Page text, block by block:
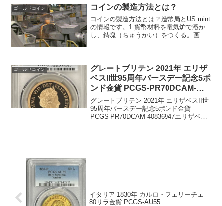
グレードです。統...
ゴールドコイン コインの製造方法とは？
コインの製造方法とは？造幣局とUS mint
の情報です。1.貨幣材料を電気炉で溶か
し、鋳塊（ちゅうかい）をつくる。画像
す。画像は造...
ゴールドコイン
グレートブリテン 2021年 エリザ
ベスII世95周年バースデー記念5ポ
ンド金貨 PCGS-PR70DCAM-
40836947
グレートブリテン 2021年 エリザベスII世
95周年バースデー記念5ポンド金貨
PCGS-PR70DCAM-40836947エリザベス
イタリア 1830年 カルロ・フェリーチェ
80リラ金貨 PCGS-AU55